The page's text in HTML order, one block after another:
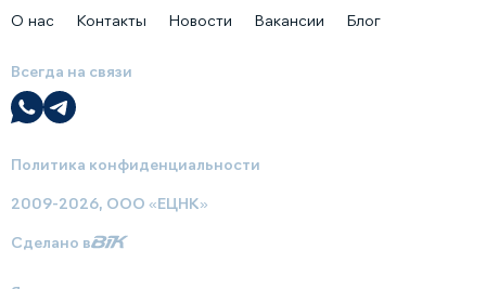
О нас Контакты Новости Вакансии Блог
Всегда на связи
Политика конфиденциальности
2009-2026, ООО «ЕЦНК»
Сделано в